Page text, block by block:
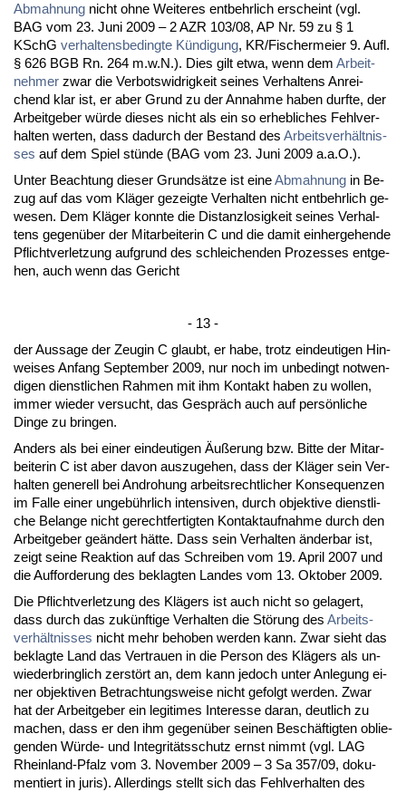
Ab­mah­nung nicht oh­ne Wei­te­res ent­behr­lich er­scheint (vgl.
BAG vom 23. Ju­ni 2009 – 2 AZR 103/08, AP Nr. 59 zu § 1
KSchG ver­hal­tens­be­ding­te Kündi­gung, KR/Fi­scher­mei­er 9. Aufl.
§ 626 BGB Rn. 264 m.w.N.). Dies gilt et­wa, wenn dem Ar­beit­
neh­mer zwar die Ver­bots­wid­rig­keit sei­nes Ver­hal­tens An­rei­
chend klar ist, er aber Grund zu der An­nah­me ha­ben durf­te, der
Ar­beit­ge­ber würde die­ses nicht als ein so er­heb­li­ches Fehl­ver­
hal­ten wer­ten, dass da­durch der Be­stand des Ar­beits­verhält­nis­
ses auf dem Spiel stünde (BAG vom 23. Ju­ni 2009 a.a.O.).
Un­ter Be­ach­tung die­ser Grundsätze ist ei­neAb­mah­nung in Be­
zug auf das vom Kläger ge­zeig­te Ver­hal­ten nicht ent­behr­lich ge­
we­sen. Dem Kläger konn­te die Dis­tanz­lo­sig­keit sei­nes Ver­hal­
tens ge­genüber der Mit­ar­bei­te­rin C und die da­mit ein­her­ge­hen­de
Pflicht­ver­let­zung auf­grund des schlei­chen­den Pro­zes­ses ent­ge­
hen, auch wenn das Ge­richt
- 13 -
der Aus­sa­ge der Zeu­gin C glaubt, er ha­be, trotz ein­deu­ti­gen Hin­
wei­ses An­fang Sep­tem­ber 2009, nur noch im un­be­dingt not­wen­
di­gen dienst­li­chen Rah­men mit ihm Kon­takt ha­ben zu wol­len,
im­mer wie­der ver­sucht, das Gespräch auch auf persönli­che
Din­ge zu brin­gen.
An­ders als bei ei­ner ein­deu­ti­gen Äußerung bzw. Bit­te der Mit­ar­
bei­te­rin C ist aber da­von aus­zu­ge­hen, dass der Kläger sein Ver­
hal­ten ge­ne­rell bei An­dro­hung ar­beits­recht­li­cher Kon­se­quen­zen
im Fal­le ei­ner un­gebühr­lich in­ten­si­ven, durch ob­jek­ti­ve dienst­li­
che Be­lan­ge nicht ge­recht­fer­tig­ten Kon­takt­auf­nah­me durch den
Ar­beit­ge­ber geändert hätte. Dass sein Ver­hal­ten änder­bar ist,
zeigt sei­ne Re­ak­ti­on auf das Schrei­ben vom 19. April 2007 und
die Auf­for­de­rung des be­klag­ten Lan­des vom 13. Ok­to­ber 2009.
Die Pflicht­ver­let­zung des Klägers ist auch nicht so ge­la­gert,
dass durch das zukünf­ti­ge Ver­hal­ten die Störung des Ar­beits­
verhält­nis­ses nicht mehr be­ho­ben wer­den kann. Zwar sieht das
be­klag­te Land das Ver­trau­en in die Per­son des Klägers als un­
wie­der­bring­lich zerstört an, dem kann je­doch un­ter An­le­gung ei­
ner ob­jek­ti­ven Be­trach­tungs­wei­se nicht ge­folgt wer­den. Zwar
hat der Ar­beit­ge­ber ein le­gi­ti­mes In­ter­es­se dar­an, deut­lich zu
ma­chen, dass er den ihm ge­genüber sei­nen Beschäftig­ten ob­lie­
gen­den Würde- und In­te­gritäts­schutz ernst nimmt (vgl. LAG
Rhein­land-Pfalz vom 3. No­vem­ber 2009 – 3 Sa 357/09, do­ku­
men­tiert in ju­ris). Al­ler­dings stellt sich das Fehl­ver­hal­ten des